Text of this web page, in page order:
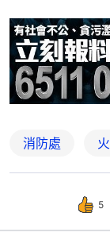
消防處
5